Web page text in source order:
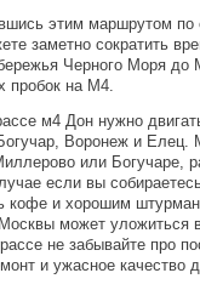
этим маршрутом по
заметно сократить
Черного Моря до
пробок на М4.
м4 Дон нужно
Воронеж и Елец.
или Богучаре,
если вы
кофе и хорошим
может уложиться
не забывайте про
и ужасное качество